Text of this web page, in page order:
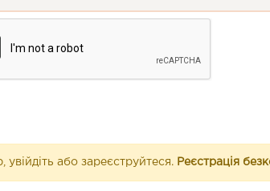
або зареєструйтеся. Реєстрація